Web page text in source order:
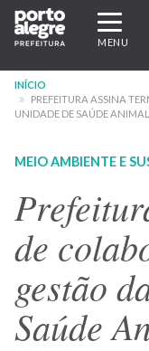
Pular
para
conteúdo
principal
MENU
INÍCIO
PREFEITURA ASSINA
UNIDADE DE SAÚDE ANIMAL
MEIO AMBIENTE E
de
gestão
Saúde